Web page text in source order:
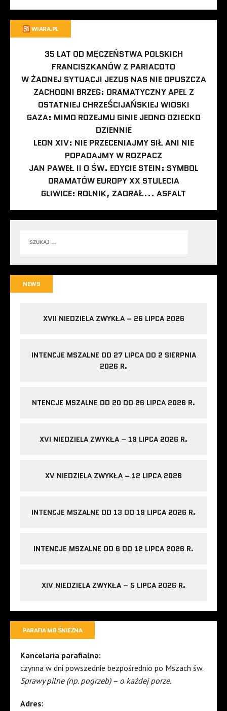
WIARA.PL
35 LAT OD MĘCZEŃSTWA POLSKICH
FRANCISZKANÓW Z PARIACOTO
W ŻADNEJ SYTUACJI JEZUS NAS NIE OPUSZCZA
ZACHODNI BRZEG: DRAMATYCZNY APEL Z
OSTATNIEJ CHRZEŚCIJAŃSKIEJ WIOSKI
GAZA: MIMO ROZEJMU GINIE JEDNO DZIECKO
DZIENNIE
LEON XIV: NIE PRZECENIAJMY SIŁ ANI NIE
POPADAJMY W ROZPACZ
JAN PAWEŁ II O ŚW. EDYCIE STEIN: SYMBOL
DRAMATÓW EUROPY XX STULECIA
GLIWICE: ROLNIK, ZAORAŁ... ASFALT
NEWS
XVII NIEDZIELA ZWYKŁA – 26 LIPCA 2026
INTENCJE MSZALNE OD 27 LIPCA DO 2 SIERPNIA
2026 R.
NTENCJE MSZALNE OD 20 DO 26 LIPCA 2026 R.
XVI NIEDZIELA ZWYKŁA – 19 LIPCA 2026 R.
XV NIEDZIELA ZWYKŁA – 12 LIPCA 2026
INTENCJE MSZALNE OD 13 DO 19 LIPCA 2026 R.
INTENCJE MSZALNE OD 6 DO 12 LIPCA 2026 R.
XIV NIEDZIELA ZWYKŁA – 5 LIPCA 2026 R.
PARAFIA MB ŚNIEŻNA
Kancelaria parafialna:
czynna w dni powszednie bezpośrednio po Mszach św.
Sprawy pilne (np. pogrzeb) – o każdej porze.
Adres: